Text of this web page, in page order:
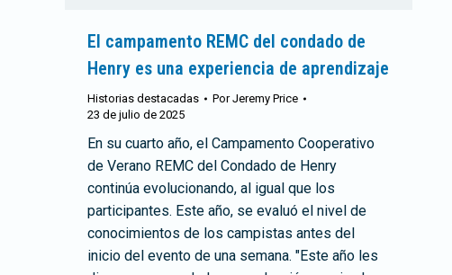
El campamento REMC del condado de
Henry es una experiencia de aprendizaje
Historias destacadas PorJeremy Price
23 de julio de 2025
En su cuarto año, el Campamento Cooperativo
de Verano REMC del Condado de Henry
continúa evolucionando, al igual que los
participantes. Este año, se evaluó el nivel de
conocimientos de los campistas antes del
inicio del evento de una semana. "Este año les